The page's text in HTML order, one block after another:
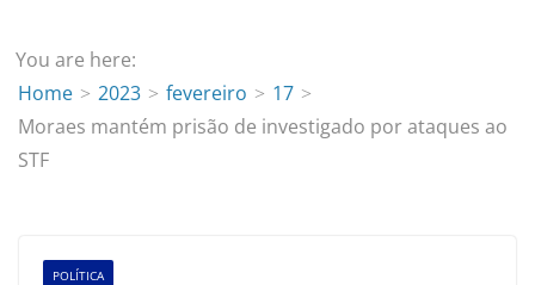
You are here:
Home
2023 fevereiro
17
Moraes mantém prisão de investigado por ataques ao
STF
POLÍTICA